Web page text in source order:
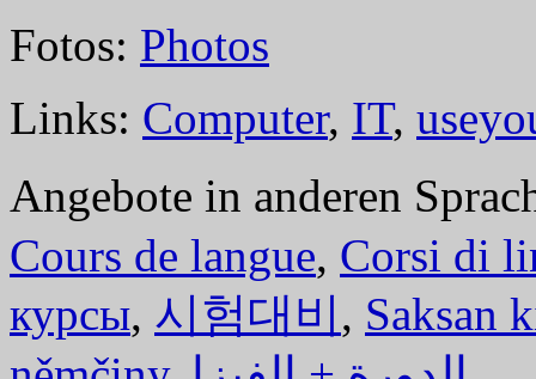
Fotos: Photos
Links: Computer, IT,
Angebote in anderen
Cours de langue, Corsi di
курсы, 시험대비, Saksan